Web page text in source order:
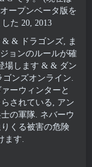
ープンベータ版を
た 20, 2013
& & ドラゴンズ, ま
ョンのルールが確
場します & & ダン
ンズオンライン.
ーウィンターと
されている, アン
の軍隊. ネバーウ
くる被害の危険
ます.